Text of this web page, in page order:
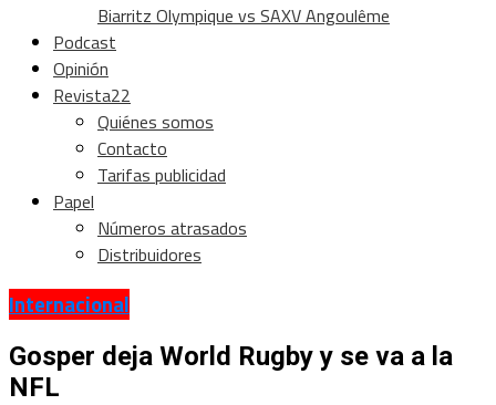
Biarritz Olympique vs SAXV Angoulême
Podcast
Opinión
Revista22
Quiénes somos
Contacto
Tarifas publicidad
Papel
Números atrasados
Distribuidores
Internacional
Gosper deja World Rugby y se va a la
NFL